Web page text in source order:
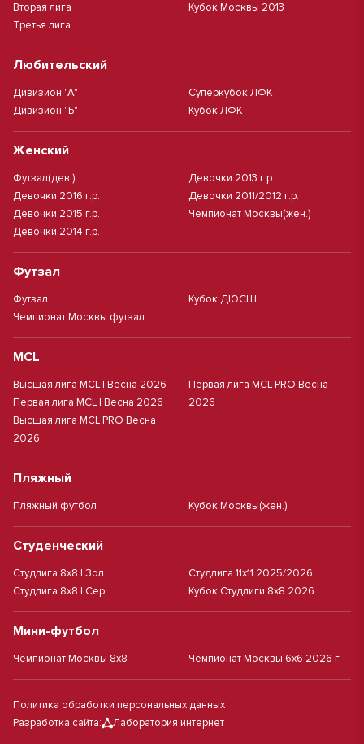
Вторая лига
Третья лига
Кубок Москвы 2013
Любительский
Дивизион "А"
Дивизион "Б"
Суперкубок ЛФК
Кубок ЛФК
Женский
Футзал(дев.)
Девочки 2016 г.р.
Девочки 2015 г.р.
Девочки 2014 г.р.
Девочки 2013 г.р.
Девочки 2011/2012 г.р.
Чемпионат Москвы(жен.)
Футзал
Футзал
Чемпионат Москвы футзал
Кубок ДЮСШ
MCL
Высшая лига MCL | Весна 2026
Первая лига MCL | Весна 2026
Высшая лига MCL PRO Весна
2026
Первая лига MCL PRO Весна
2026
Пляжный
Пляжный футбол Кубок Москвы(жен.)
Студенческий
Студлига 8х8 | Зол.
Студлига 8х8 | Сер.
Студлига 11х11 2025/2026
Кубок Студлиги 8х8 2026
Мини-футбол
Чемпионат Москвы 8х8 Чемпионат Москвы 6х6 2026 г.
Политика обработки персональных данных
Разработка сайта:
Лаборатория интернет